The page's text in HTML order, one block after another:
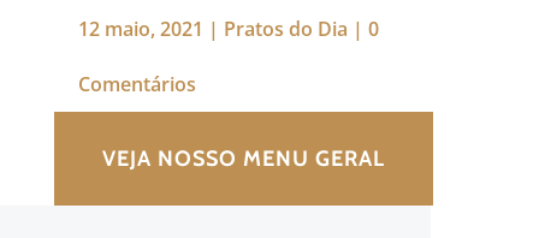
12 maio, 2021 | Pratos do Dia | 0
Comentários
VEJA NOSSO MENU GERAL